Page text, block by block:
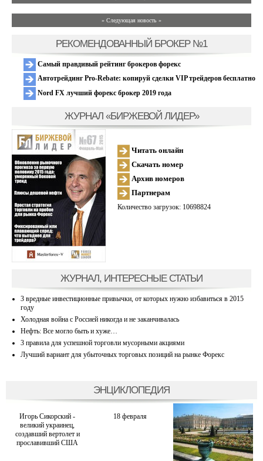
» Следующая новость »
РЕКОМЕНДОВАННЫЙ БРОКЕР №1
Самый правдивый рейтинг брокеров форекс
Автотрейдинг Pro-Rebate: копируй сделки VIP трейдеров бесплатно
Nord FX лучший форекс брокер 2019 года
ЖУРНАЛ «БИРЖЕВОЙ ЛИДЕР»
Читать онлайн
Скачать номер
Архив номеров
Партнерам
Количество загрузок: 10698824
ЖУРНАЛ, ИНТЕРЕСНЫЕ СТАТЬИ
3 вредные инвестиционные привычки, от которых нужно избавиться в 2015
году
Холодная война с Россией никогда и не заканчивалась
Нефть: Все могло быть и хуже…
3 правила для успешной торговли мусорными акциями
Лучший вариант для убыточных торговых позиций на рынке Форекс
ЭНЦИКЛОПЕДИЯ
Игорь Сикорский -
великий украинец,
создавший вертолет и
прославивший США
18 февраля